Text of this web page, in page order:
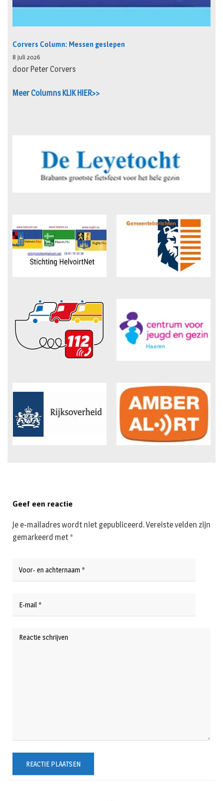
Corvers Column: Messen geslepen
8 juli 2026
door Peter Corvers
Meer Columns KLIK HIER>>
Geef een reactie
Je e-mailadres wordt niet gepubliceerd.Vereiste velden zijn
gemarkeerd met *